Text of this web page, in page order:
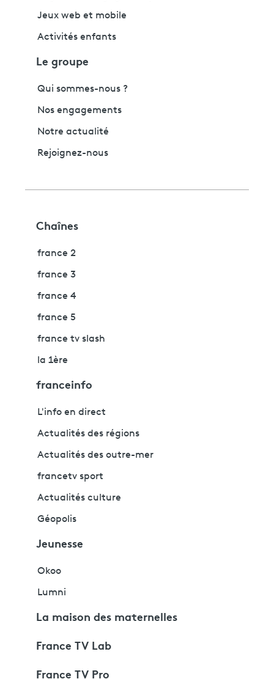
Jeux web et mobile
Activités enfants
Le groupe
Qui sommes-nous ?
Nos engagements
Notre actualité
Rejoignez-nous
Chaînes
france 2
france 3
france 4
france 5
france tv slash
la 1ère
franceinfo
L'info en direct
Actualités des régions
Actualités des outre-mer
francetv sport
Actualités culture
Géopolis
Jeunesse
Okoo
Lumni
La maison des maternelles
France TV Lab
France TV Pro